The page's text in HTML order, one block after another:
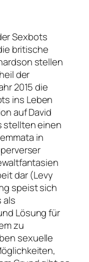
Sexbots
britische
stellen
der
2015 die
ins Leben
auf David
stellten einen
in
dar (Levy
speist sich
als
Lösung für
zu
sexuelle